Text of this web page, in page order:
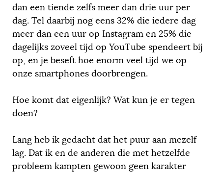
dan een tiende zelfs meer dan drie uur per
dag. Tel daarbij nog eens 32% die iedere dag
meer dan een uur op Instagram en 25% die
dagelijks zoveel tijd op YouTube spendeert bij
op, en je beseft hoe enorm veel tijd we op
onze smartphones doorbrengen.
Hoe komt dat eigenlijk? Wat kun je er tegen
doen?
Lang heb ik gedacht dat het puur aan mezelf
lag. Dat ik en de anderen die met hetzelfde
probleem kampten gewoon geen karakter